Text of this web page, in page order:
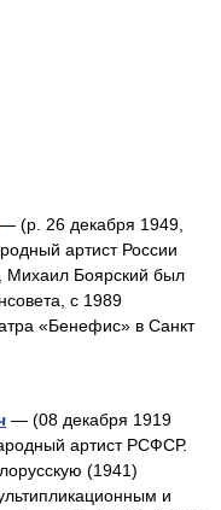
— (р. 26 декабря 1949,
артист России
Боярский был
с 1989
«Бенефис» в Санкт
— (08 декабря 1919
артист РСФСР.
(1941)
и